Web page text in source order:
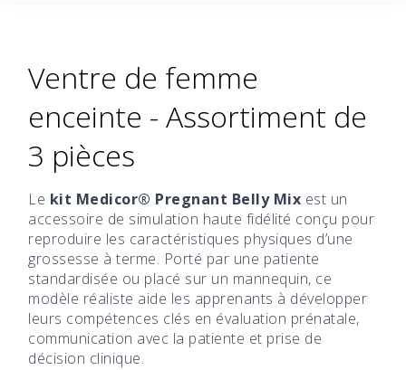
Ventre de femme
enceinte - Assortiment de
3 pièces
Le kit Medicor® Pregnant Belly Mix est un
accessoire de simulation haute fidélité conçu pour
reproduire les caractéristiques physiques d’une
grossesse à terme. Porté par une patiente
standardisée ou placé sur un mannequin, ce
modèle réaliste aide les apprenants à développer
leurs compétences clés en évaluation prénatale,
communication avec la patiente et prise de
décision clinique.